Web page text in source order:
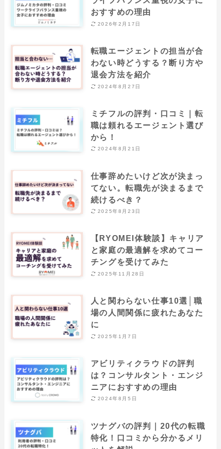
おすすめの理由
2026年2月17日
転職エージェントの担当が合
わない時どうする？断り方や
退会方法を紹介
2024年8月27日
ミチフルの評判・口コミ｜転
職は頼れるエージェント選び
から！
2024年8月21日
仕事辞めたいけど次が決まっ
てない。転職先が決まるまで
続けるべき？
2025年8月23日
【RYOMEI体験談】キャリア
と家庭の最適解を求めてコー
チングを受けてみた
2025年11月28日
人と関わらない仕事10選│職
場の人間関係に疲れたあなた
に
2025年1月7日
アビリティクラウドの評判
は？コンサルタント・エンジ
ニアにおすすめの理由
2024年8月5日
ツナグバの評判｜20代の転職
特化！口コミから分かるメリ